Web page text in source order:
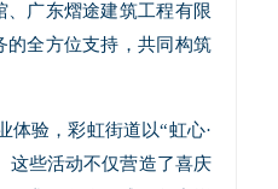
、广东熠途建筑工程有限
的全方位支持，共同构筑
体验，彩虹街道以“虹心·
这些活动不仅营造了喜庆